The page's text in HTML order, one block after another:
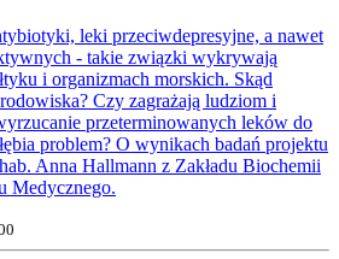
leki przeciwdepresyjne, a nawet
- takie związki wykrywają
i organizmach morskich. Skąd
Czy zagrażają ludziom i
przeterminowanych leków do
problem? O wynikach badań projektu
Anna Hallmann z Zakładu Biochemii
Medycznego.